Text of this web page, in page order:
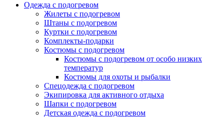
Одежда с подогревом
Жилеты с подогревом
Штаны с подогревом
Куртки с подогревом
Комплекты-подарки
Костюмы с подогревом
Костюмы с подогревом от особо низких
температур
Костюмы для охоты и рыбалки
Спецодежда с подогревом
Экипировка для активного отдыха
Шапки с подогревом
Детская одежда с подогревом